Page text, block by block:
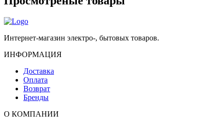
Интернет-магазин электро-, бытовых товаров.
ИНФОРМАЦИЯ
Доставка
Оплата
Возврат
Бренды
О КОМПАНИИ